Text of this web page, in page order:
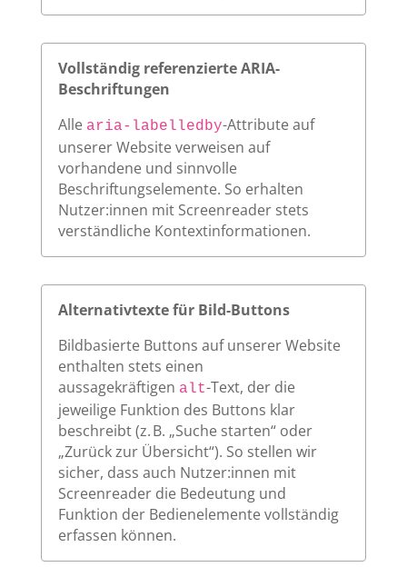
Vollständig referenzierte ARIA-
Beschriftungen
Alle aria-labelledby-Attribute auf
unserer Website verweisen auf
vorhandene und sinnvolle
Beschriftungselemente. So erhalten
Nutzer:innen mit Screenreader stets
verständliche Kontextinformationen.
Alternativtexte für Bild-Buttons
Bildbasierte Buttons auf unserer Website
enthalten stets einen
aussagekräftigen alt-Text, der die
jeweilige Funktion des Buttons klar
beschreibt (z. B. „Suche starten“ oder
„Zurück zur Übersicht“). So stellen wir
sicher, dass auch Nutzer:innen mit
Screenreader die Bedeutung und
Funktion der Bedienelemente vollständig
erfassen können.